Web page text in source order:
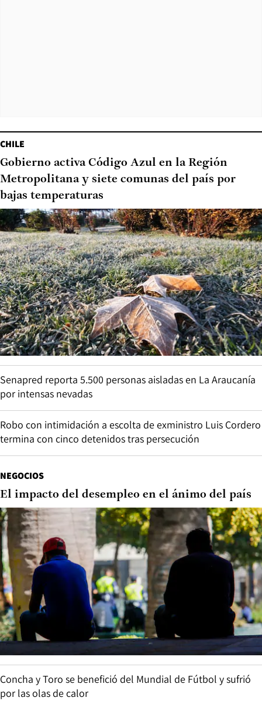
CHILE
Gobierno activa Código Azul en la Región
Metropolitana y siete comunas del país por
bajas temperaturas
Senapred reporta 5.500 personas aisladas en La Araucanía
por intensas nevadas
Robo con intimidación a escolta de exministro Luis Cordero
termina con cinco detenidos tras persecución
NEGOCIOS
El impacto del desempleo en el ánimo del país
Concha y Toro se benefició del Mundial de Fútbol y sufrió
por las olas de calor